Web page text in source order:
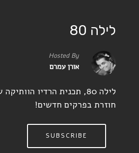
לילה 80
Hosted By
אורן עמרם
לילה 80, תכנית הרדיו
חוזרת בפרקים חדשים!
SUBSCRIBE